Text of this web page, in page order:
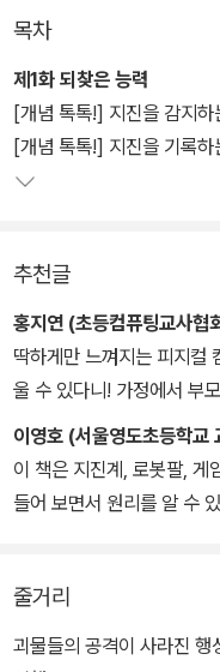
팅 게임 등을 만들며 코딩
목차
제1화 되찾은 능력
[개념 톡톡!] 지진을 감지하
[개념 톡톡!] 지진을 기록하
추천글
홍지연 (초등컴퓨팅교사협
딱하게만 느껴지는 피지컬
울 수 있다니! 가정에서 부
보고 실습도 하면서 인문
여 보세요!
이영호 (서울영도초등학교
이 책은 지진계, 로봇팔, 게
들어 보면서 원리를 알 수
줄거리
괴물들의 공격이 사라진